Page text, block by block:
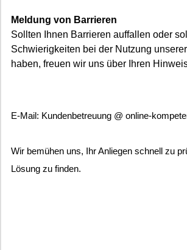
Meldung von Barrieren
Sollten Ihnen Barrieren auffallen oder
Schwierigkeiten bei der Nutzung
haben, freuen wir uns über Ihren
E-Mail: Kundenbetreuung @ online-
Wir bemühen uns, Ihr Anliegen schnell zu
Lösung zu finden.